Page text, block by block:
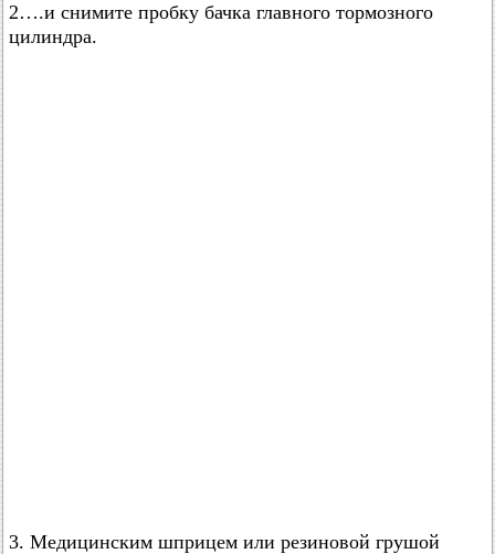
2….и снимите пробку бачка главного тормозного
цилиндра.
3. Медицинским шприцем или резиновой грушой